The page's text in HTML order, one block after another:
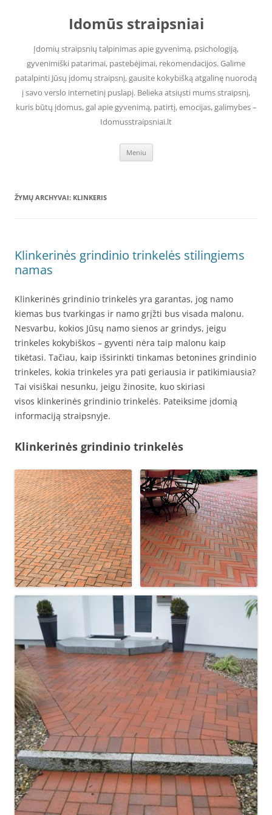
Idomūs straipsniai
Įdomių straipsnių talpinimas apie gyvenimą, psichologiją,
gyvenimiški patarimai, pastebėjimai, rekomendacijos. Galime
patalpinti Jūsų įdomų straipsnį, gausite kokybišką atgalinę nuorodą
į savo verslo internetinį puslapį. Belieka atsiųsti mums straipsnį,
kuris būtų įdomus, gal apie gyvenimą, patirtį, emocijas, galimybes –
Idomusstraipsniai.lt
Meniu
ŽYMŲ ARCHYVAI: KLINKERIS
Klinkerinės grindinio trinkelės stilingiems
namas
Klinkerinės grindinio trinkelės yra garantas, jog namo
kiemas bus tvarkingas ir namo grįžti bus visada malonu.
Nesvarbu, kokios Jūsų namo sienos ar grindys, jeigu
trinkeles kokybiškos – gyventi nėra taip malonu kaip
tikėtasi. Tačiau, kaip išsirinkti tinkamas betonines grindinio
trinkeles, kokia trinkeles yra pati geriausia ir patikimiausia?
Tai visiškai nesunku, jeigu žinosite, kuo skiriasi
visos klinkerinės grindinio trinkelės. Pateiksime įdomią
informaciją straipsnyje.
Klinkerinės grindinio trinkelės